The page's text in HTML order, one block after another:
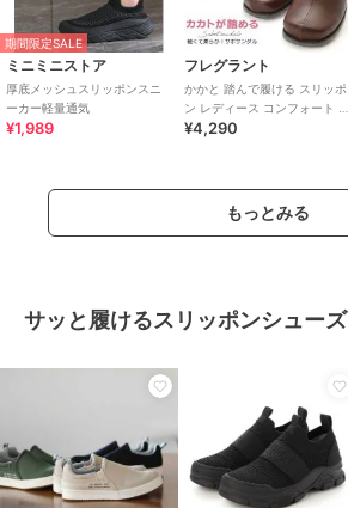
期間限定SALE
ミニミニストア
厚底メッシュスリッポンスニ
ーカー軽量通気
¥1,989
フレグラント
かかと 踏んで履ける スリッポ
ン レディース コンフォート シ
ューズ ローヒール カジュアル
¥4,290
もっとみる
サッと履けるスリッポンシューズ